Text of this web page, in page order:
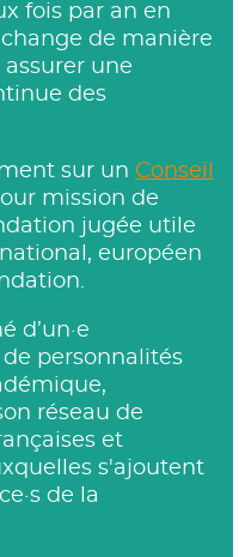
fois par an en
de manière
une
des
sur un Conseil
mission de
jugée utile
européen
d’un·e
de personnalités
réseau de
et
s'ajoutent
de la